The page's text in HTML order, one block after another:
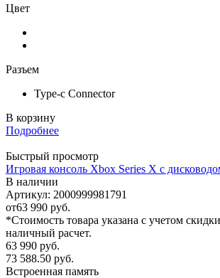
Цвет
Разъем
Type-c Connector
В корзину
Подробнее
Быстрый просмотр
Игровая консоль Xbox Series X с
В наличии
Артикул: 2000999981791
от63 990 руб.
*Стоимость товара указана с учетом
наличный расчет.
63 990 руб.
73 588.50 руб.
Встроенная память